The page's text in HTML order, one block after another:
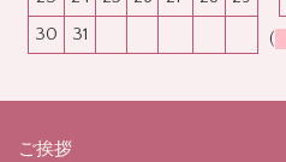
30
31 (
ご挨拶